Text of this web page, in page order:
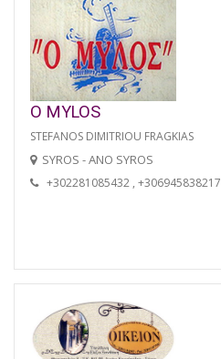
O MYLOS
STEFANOS DIMITRIOU FRAGKIAS
SYROS - ANO SYROS
+302281085432 , +306945838217